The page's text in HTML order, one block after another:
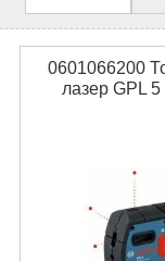
0601066200
лазер GPL